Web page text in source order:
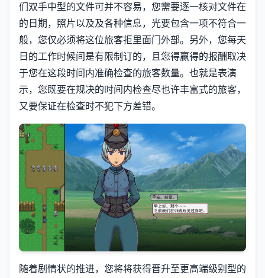
们双手中型的文件可并不容易，您需要逐一核对文件在
的日期，照片以及及各种信息，光要包含一项不符合一
般，您仅必须将这位旅客拒里面门外部。另外，您每天
日的工作时候间是有限制订的，且您得赢得的报酬取决
于您在这段时间内准确检查的旅客数量。也就是表演
示，您既要在规决的时间内检查尽也许丰富式的旅客，
又要保证在检查时不犯下方差错。
随着剧情状的推进，您将将获得晋升至更高端级别型的